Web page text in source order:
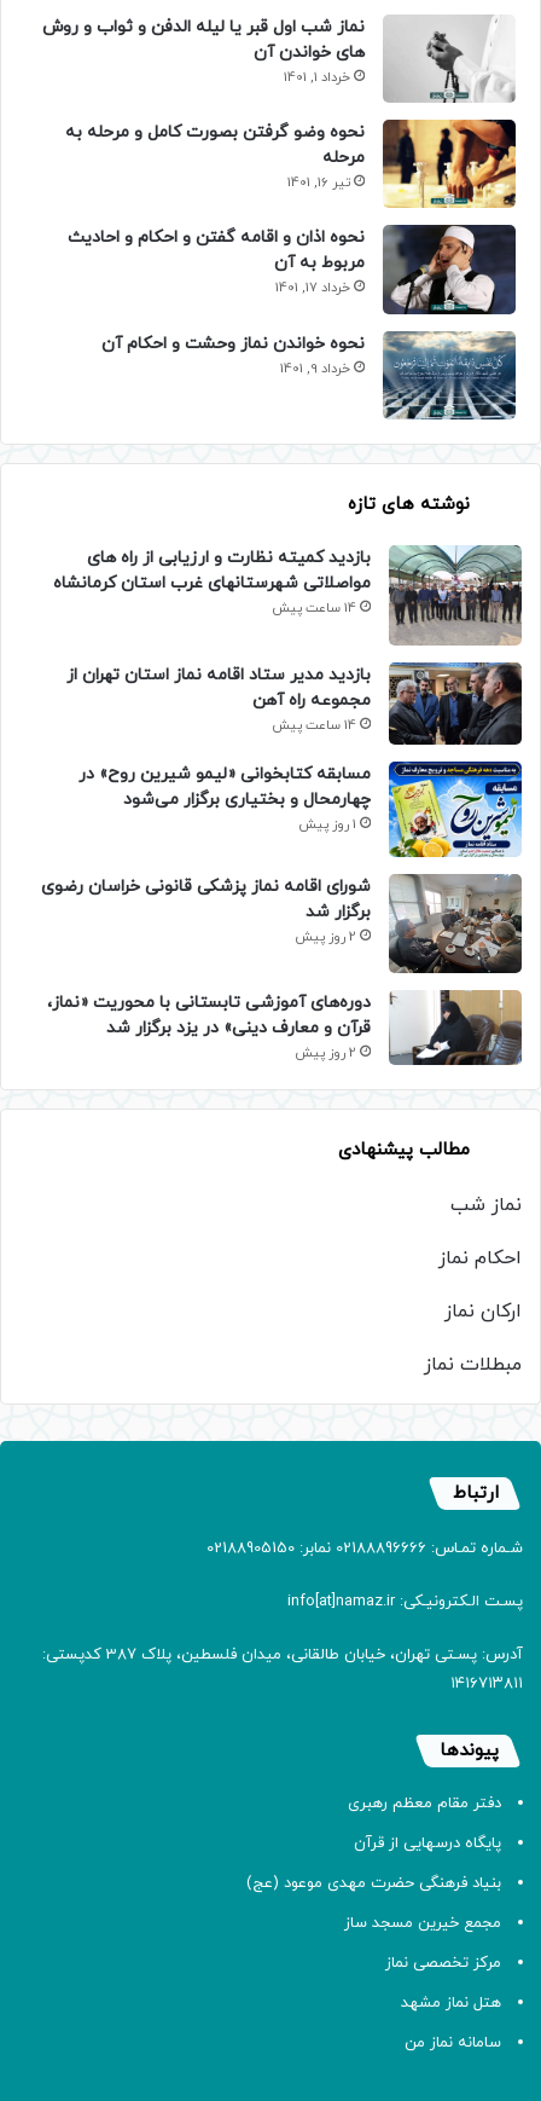
نماز شب اول قبر یا لیله الدفن و ثواب و روش
های خواندن آن
خرداد 1, 1401
نحوه وضو گرفتن بصورت کامل و مرحله به
مرحله
تیر 16, 1401
نحوه اذان و اقامه گفتن و احکام و احادیث
مربوط به آن
خرداد 17, 1401
نحوه خواندن نماز وحشت و احکام آن
خرداد 9, 1401
نوشته های تازه
بازدید کمیته نظارت و ارزیابی از راه های
مواصلاتی شهرستانهای غرب استان کرمانشاه
14 ساعت پیش
بازدید مدیر ستاد اقامه نماز استان تهران از
مجموعه راه آهن
14 ساعت پیش
مسابقه کتابخوانی «لیمو شیرین روح» در
چهارمحال و بختیاری برگزار می‌شود
1 روز پیش
شورای اقامه نماز پزشکی قانونی خراسان رضوی
برگزار شد
2 روز پیش
دوره‌های آموزشی تابستانی با محوریت «نماز،
قرآن و معارف دینی» در یزد برگزار شد
2 روز پیش
مطالب پیشنهادی
نماز شب
احکام نماز
ارکان نماز
مبطلات نماز
ارتباط
شـماره تمـاس: 02188896666 نمابر: 02188905150
پسـت الـکترونیـکی: info[at]namaz.ir
آدرس: پسـتی تهران، خیابان طالقانی، میدان فلسطین، پلاک 387 کدپستی:
۱۴۱۶۷۱۳۸۱۱
پیوندها
دفتر مقام معظم رهبری
پایگاه درسهایی از قرآن
بنیاد فرهنگی حضرت مهدی موعود (عج)
مجمع خیرین مسجد ساز
مرکز تخصصی نماز
هتل نماز مشهد
سامانه نماز من